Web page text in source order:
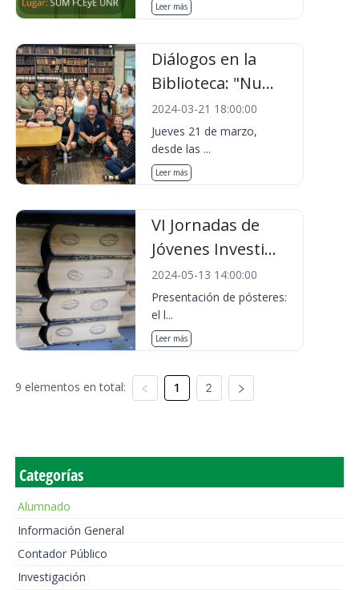
Leer más
Diálogos en la
Biblioteca: "Nu...
2024-03-21 18:00:00
Jueves 21 de marzo,
desde las ...
Leer más
VI Jornadas de
Jóvenes Investi...
2024-05-13 14:00:00
Presentación de pósteres:
el l...
Leer más
9 elementos en total: 1 2
Categorías
Alumnado
Información General
Contador Público
Investigación